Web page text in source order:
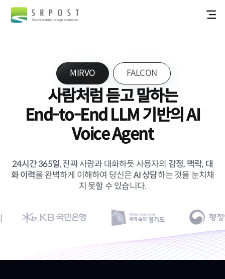
MIRVO FALCON
사람처럼 듣고 말하는
End-to-End LLM 기반의 AI
Voice Agent
24시간 365일, 진짜 사람과 대화하듯 사용자의 감정, 맥락, 대
화 이력을 완벽하게 이해하여 당신은AI 상담하는 것을 눈치채
지 못할 수 있습니다.